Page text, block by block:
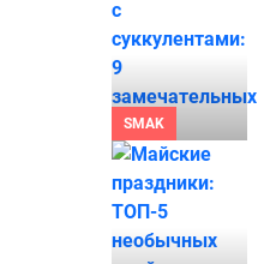
SMAK